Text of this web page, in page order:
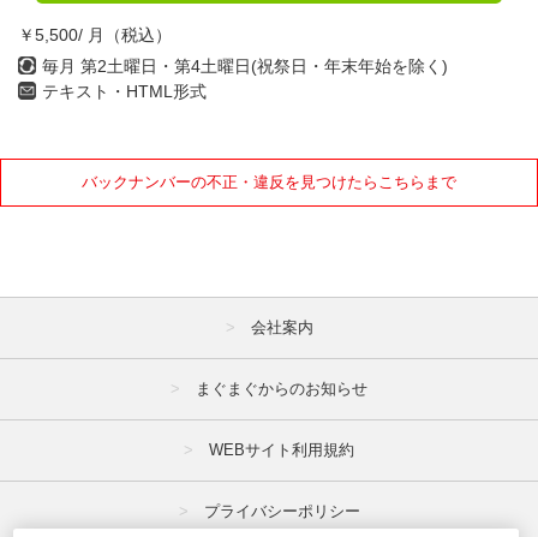
￥5,500/ 月（税込）
毎月 第2土曜日・第4土曜日(祝祭日・年末年始を除く)
テキスト・HTML形式
バックナンバーの不正・違反を見つけたらこちらまで
会社案内
まぐまぐからのお知らせ
WEBサイト利用規約
プライバシーポリシー